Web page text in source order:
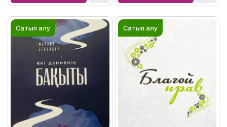
Сатып алу Сатып алу